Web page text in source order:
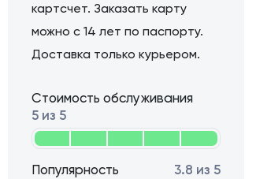
картсчет. Заказать карту
можно с 14 лет по паспорту.
Доставка только курьером.
Стоимость обслуживания
5 из 5
Популярность 3.8 из 5